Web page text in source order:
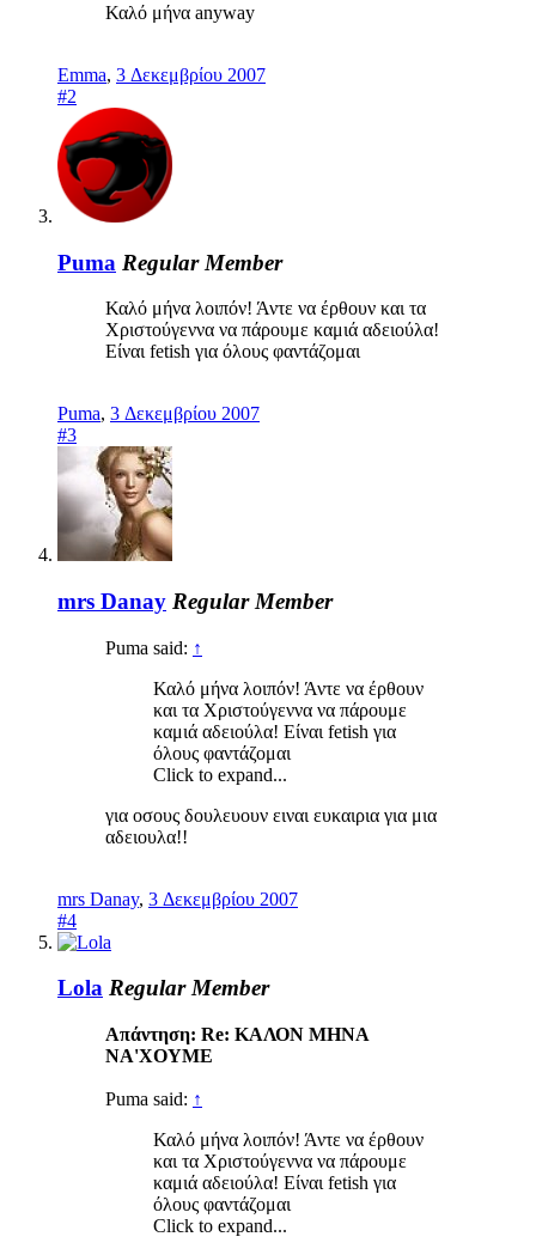
Καλό μήνα anyway
Emma, 3 Δεκεμβρίου 2007
#2
Puma Regular Member
Καλό μήνα λοιπόν! Άντε να έρθουν και τα
Χριστούγεννα να πάρουμε καμιά αδειούλα!
Είναι fetish για όλους φαντάζομαι
Puma, 3 Δεκεμβρίου 2007
#3
mrs Danay Regular Member
Puma said: ↑
Καλό μήνα λοιπόν! Άντε να έρθουν
και τα Χριστούγεννα να πάρουμε
καμιά αδειούλα! Είναι fetish για
όλους φαντάζομαι
Click to expand...
για οσους δουλευουν ειναι ευκαιρια για μια
αδειουλα!!
mrs Danay, 3 Δεκεμβρίου 2007
#4
Lola Regular Member
Απάντηση: Re: ΚΑΛΟΝ ΜΗΝΑ
ΝΑ'ΧΟΥΜΕ
Puma said: ↑
Καλό μήνα λοιπόν! Άντε να έρθουν
και τα Χριστούγεννα να πάρουμε
καμιά αδειούλα! Είναι fetish για
όλους φαντάζομαι
Click to expand...